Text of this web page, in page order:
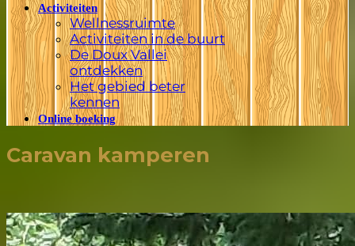
Activiteiten
Wellnessruimte
Activiteiten in de buurt
De Doux Vallei
ontdekken
Het gebied beter
kennen
Online boeking
Caravan kamperen